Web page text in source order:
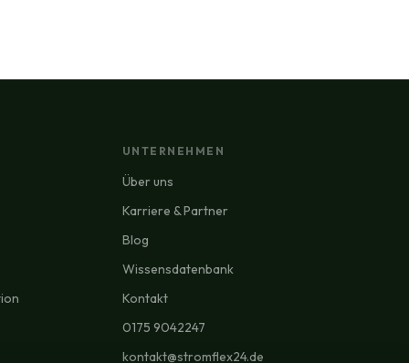
UNTERNEHMEN
Über uns
Karriere & Partner
Blog
Wissensdatenbank
Kontakt
0175 9042247
kontakt@stromflex24.de